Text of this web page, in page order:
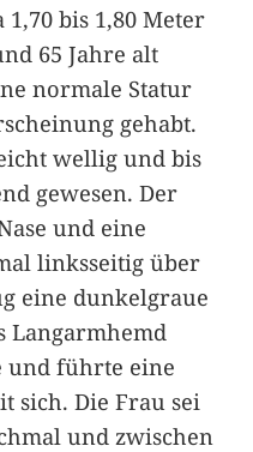
bis 1,80 Meter
65 Jahre alt
normale Statur
gehabt.
wellig und bis
gewesen. Der
und eine
linksseitig über
eine dunkelgraue
Langarmhemd
und führte eine
sich. Die Frau sei
und zwischen